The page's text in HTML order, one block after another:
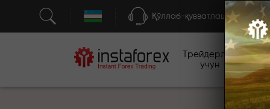
Қўллаб-қувватлаш
Трейдерлар
учун